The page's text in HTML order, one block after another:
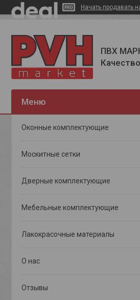
Начать продавать
ПВХ
Оконные комплектующие
Москитные сетки
Дверные комплектующие
Мебельные комплектующие
Лакокрасочные материалы
О нас
Отзывы